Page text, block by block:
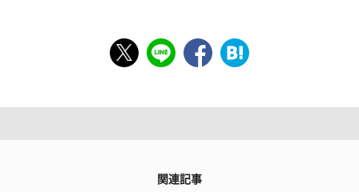
関連記事